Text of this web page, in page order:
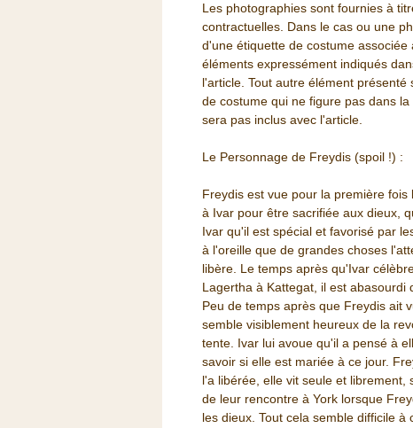
Les photographies sont fournies à
contractuelles. Dans le cas ou une
d'une étiquette de costume
éléments expressément indiqués
l'article. Tout autre élément
de costume qui ne figure pas dans
sera pas inclus avec l'article.
Le Personnage de Freydis (spoil !) :
Freydis est vue pour la première
à Ivar pour être sacrifiée aux dieux,
Ivar qu'il est spécial et favorisé par
à l'oreille que de grandes choses
libère. Le temps après qu'Ivar
Lagertha à Kattegat, il est abasourdi
Peu de temps après que Freydis ait
semble visiblement heureux de la
tente. Ivar lui avoue qu'il a pensé à
savoir si elle est mariée à ce jour.
l'a libérée, elle vit seule et
de leur rencontre à York lorsque
les dieux. Tout cela semble difficile